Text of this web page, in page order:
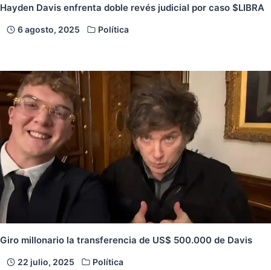
Hayden Davis enfrenta doble revés judicial por caso $LIBRA
6 agosto, 2025 Política
Giro millonario la transferencia de US$ 500.000 de Davis
22 julio, 2025 Política